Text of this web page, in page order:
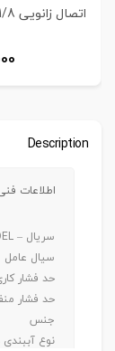
اتصال زانویی 1/8 (⅛) – 10 PL
Description
اطلاعات
سریال – MODEL
سیال عامل
حد فشار
حد فشار
جنس
نوع آببندی